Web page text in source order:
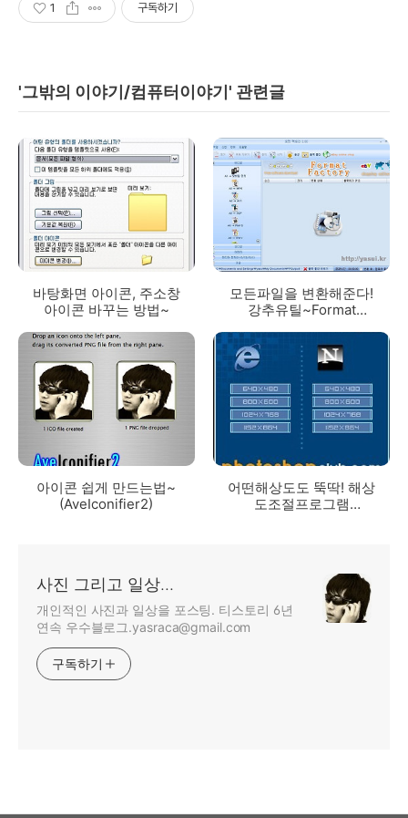
1 구독하기
'그밖의 이야기/컴퓨터이야기' 관련글
바탕화면 아이콘, 주소창
아이콘 바꾸는 방법~
모든파일을 변환해준다!
강추유틸~Format
아이콘 쉽게 만드는법~
(AveIconifier2)
어떤해상도도 뚝딱! 해상
도조절프로그램
사진 그리고 일상...
개인적인 사진과 일상을 포스팅. 티스토리 6년
연속 우수블로그.yasraca@gmail.com
구독하기